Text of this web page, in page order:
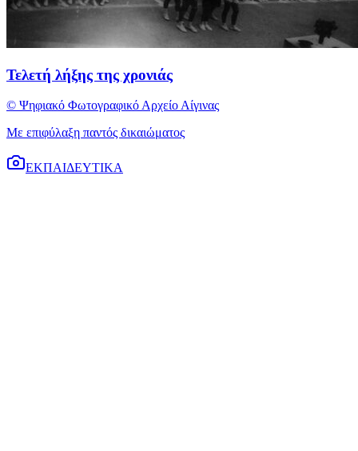
Τελετή λήξης της χρονιάς
© Ψηφιακό Φωτογραφικό Αρχείο Αίγινας
Με επιφύλαξη παντός δικαιώματος
ΕΚΠΑΙΔΕΥΤΙΚΑ